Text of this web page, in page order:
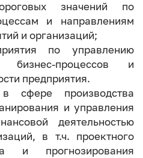
значений по
и направлениям
и организаций;
по управлению
бизнес-процессов и
предприятия.
в сфере производства
и управления
деятельностью
в т.ч. проектного
и прогнозирования